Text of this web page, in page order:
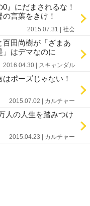
』にだまされるな！
言葉をきけ！
2015.07.31 | 社会
田尚樹が「ざまあ
はデマなのに
2016.04.30 | スキャンダル
ポーズじゃない！
2015.07.02 | カルチャー
人の人生を踏みつけ
2015.04.23 | カルチャー